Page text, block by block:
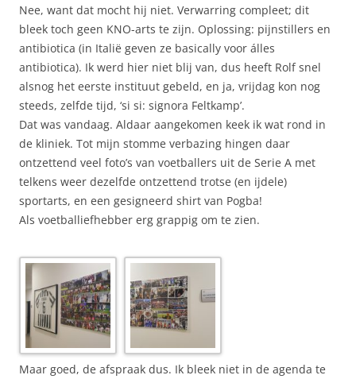
Nee, want dat mocht hij niet. Verwarring compleet; dit
bleek toch geen KNO-arts te zijn. Oplossing: pijnstillers en
antibiotica (in Italië geven ze basically voor álles
antibiotica). Ik werd hier niet blij van, dus heeft Rolf snel
alsnog het eerste instituut gebeld, en ja, vrijdag kon nog
steeds, zelfde tijd, ‘si si: signora Feltkamp’.
Dat was vandaag. Aldaar aangekomen keek ik wat rond in
de kliniek. Tot mijn stomme verbazing hingen daar
ontzettend veel foto’s van voetballers uit de Serie A met
telkens weer dezelfde ontzettend trotse (en ijdele)
sportarts, en een gesigneerd shirt van Pogba!
Als voetballiefhebber erg grappig om te zien.
Maar goed, de afspraak dus. Ik bleek niet in de agenda te